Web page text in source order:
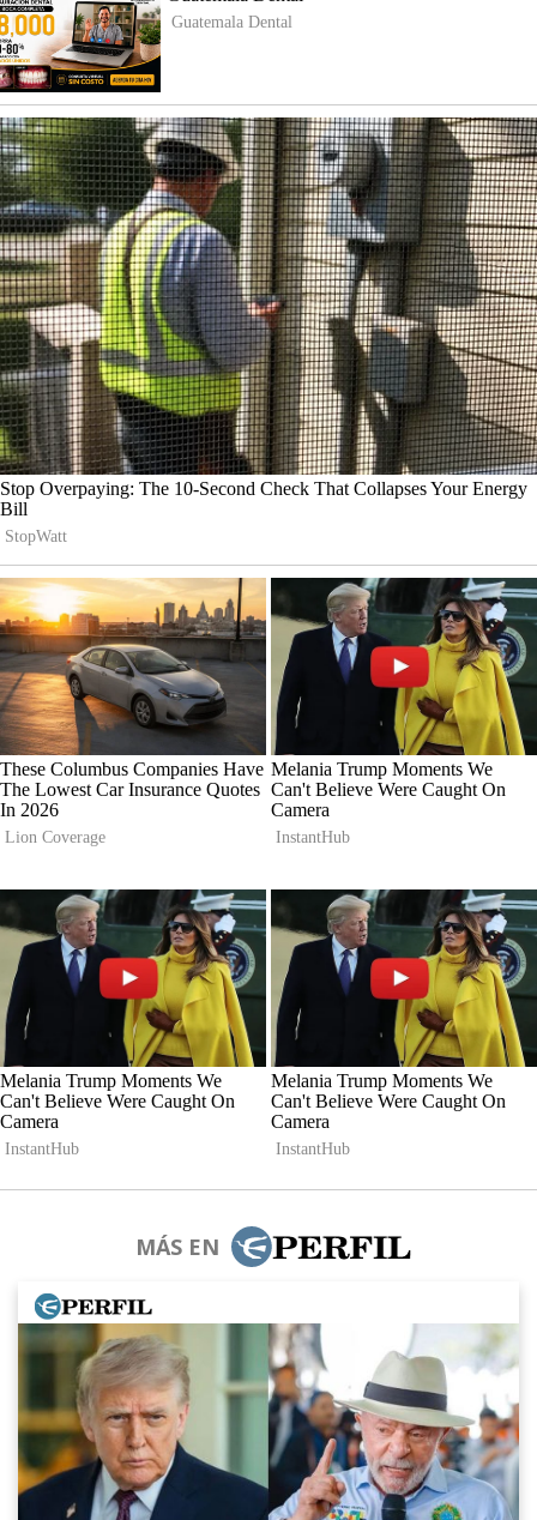
MÁS EN